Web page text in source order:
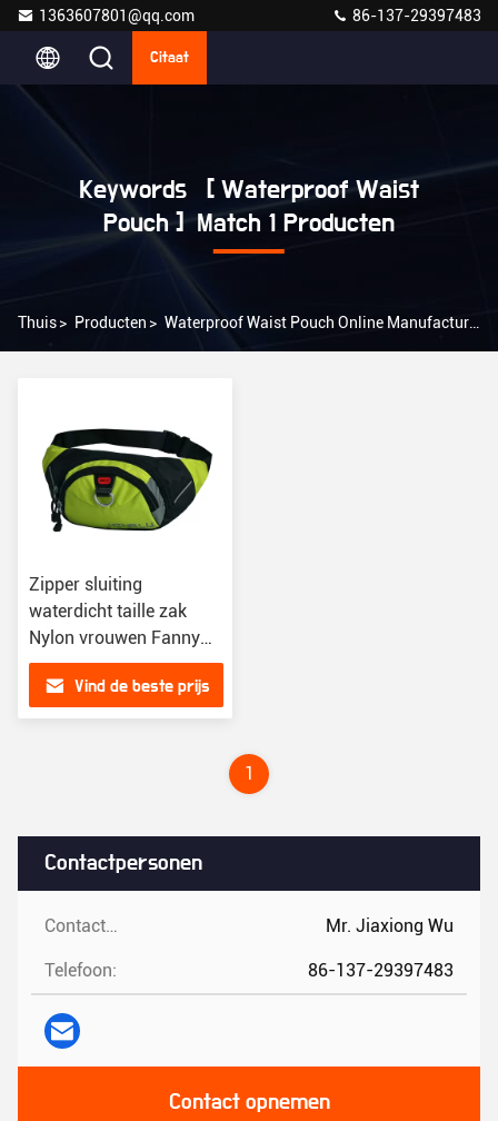
1363607801@qq.com 86-137-29397483
Citaat
Keywords [ Waterproof Waist
Pouch ] Match 1 Producten
Thuis> Producten > Waterproof Waist Pouch Online Manufacturer
Contactpersonen
Contactpersonen: Mr. Jiaxiong Wu
Telefoon: 86-137-29397483
Contact opnemen
Zipper sluiting
waterdicht taille zak
Nylon vrouwen Fanny
Pack 13cm hoog
Vind de beste prijs
1